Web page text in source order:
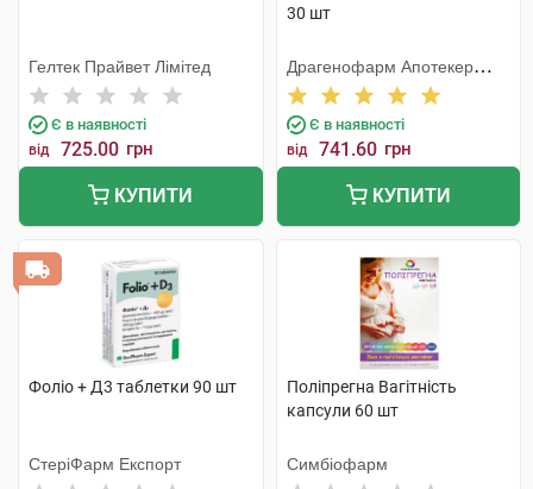
Гелтек Прайвет Лімітед
Є в наявності
від 725.00 грн
КУПИТИ
30 шт
Драгенофарм Апотекер
Пюшл
Є в наявності
від 741.60 грн
КУПИТИ
Фоліо + Д3 таблетки 90 шт
СтеріФарм Експорт
Поліпрегна Вагітність
капсули 60 шт
Симбіофарм